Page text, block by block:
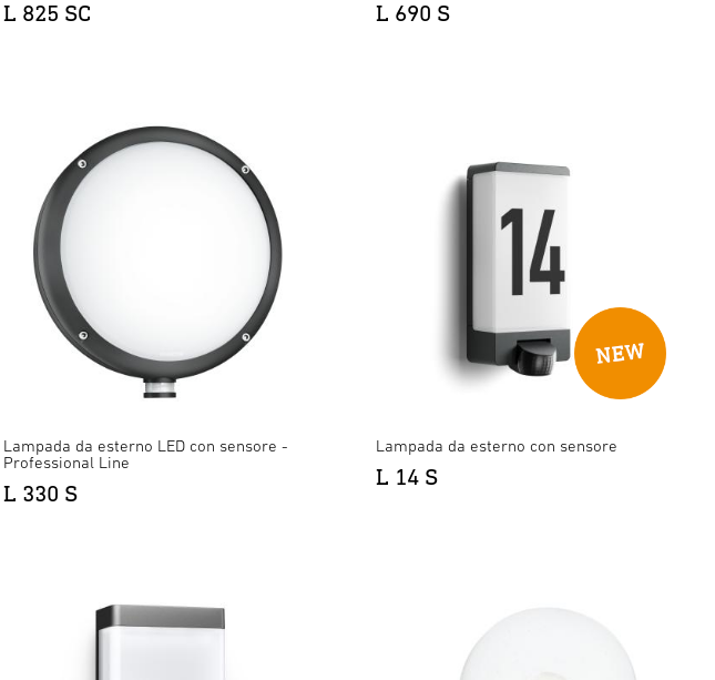
L 825 SC L 690 S
Lampada da esterno LED con sensore -
Professional Line
L 330 S
Lampada da esterno con sensore
L 14 S